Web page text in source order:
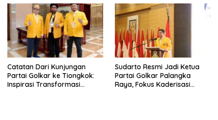
Catatan Dari Kunjungan
Partai Golkar ke Tiongkok:
Inspirasi Transformasi
Sudarto Resmi Jadi Ketua
Partai Golkar Palangka
Raya, Fokus Kaderisasi